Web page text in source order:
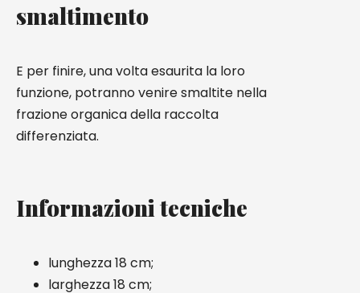
smaltimento
E per finire, una volta esaurita la loro
funzione, potranno venire smaltite nella
frazione organica della raccolta
differenziata.
Informazioni tecniche
lunghezza 18 cm;
larghezza 18 cm;